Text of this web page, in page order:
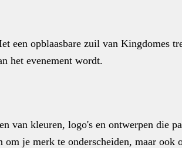
een opblaasbare zuil van Kingdomes
het evenement wordt.
van kleuren, logo's en ontwerpen die
je merk te onderscheiden, maar